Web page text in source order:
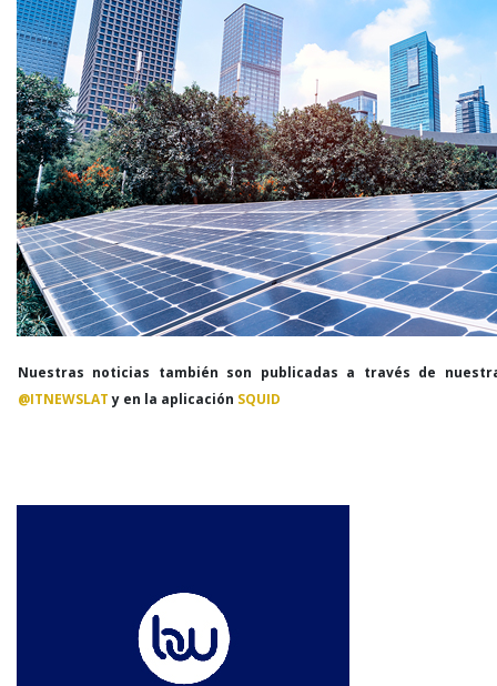
Nuestras noticias también son publicadas a través de
@ITNEWSLATy en la aplicación SQUID